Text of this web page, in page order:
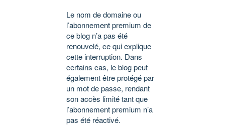
Le nom de domaine ou
l’abonnement premium de
ce blog n’a pas été
renouvelé, ce qui explique
cette interruption. Dans
certains cas, le blog peut
également être protégé par
un mot de passe, rendant
son accès limité tant que
l’abonnement premium n’a
pas été réactivé.